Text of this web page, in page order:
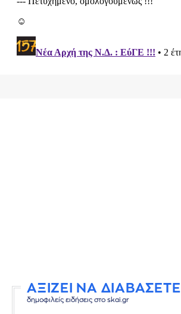
ΑΞΙΖΕΙ ΝΑ ΔΙΑΒΑΣΕΤΕ
δημοφιλείς ειδήσεις στο skai.gr